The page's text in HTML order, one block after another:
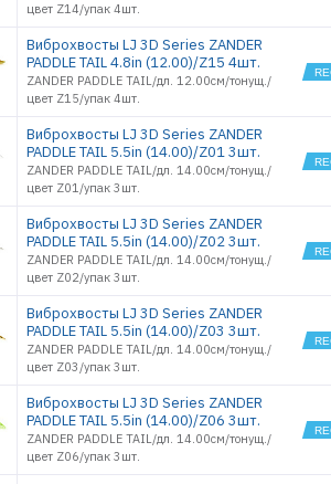
цвет Z14/упак 4шт.
Виброхвосты LJ 3D Series ZANDER
PADDLE TAIL 4.8in (12.00)/Z15 4шт.
ZANDER PADDLE TAIL/дл. 12.00см/тонущ./
цвет Z15/упак 4шт.
Виброхвосты LJ 3D Series ZANDER
PADDLE TAIL 5.5in (14.00)/Z01 3шт.
ZANDER PADDLE TAIL/дл. 14.00см/тонущ./
цвет Z01/упак 3шт.
Виброхвосты LJ 3D Series ZANDER
PADDLE TAIL 5.5in (14.00)/Z02 3шт.
ZANDER PADDLE TAIL/дл. 14.00см/тонущ./
цвет Z02/упак 3шт.
Виброхвосты LJ 3D Series ZANDER
PADDLE TAIL 5.5in (14.00)/Z03 3шт.
ZANDER PADDLE TAIL/дл. 14.00см/тонущ./
цвет Z03/упак 3шт.
Виброхвосты LJ 3D Series ZANDER
PADDLE TAIL 5.5in (14.00)/Z06 3шт.
ZANDER PADDLE TAIL/дл. 14.00см/тонущ./
цвет Z06/упак 3шт.